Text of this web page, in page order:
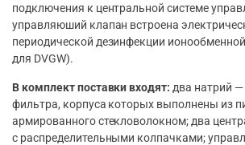
подключения к центральной системе
управляюший клапан встроена
периодической дезинфекции
для DVGW).
В комплект поставки входят: два натрий
фильтра, корпуса которых выполнены из
армированного стекловолокном; два
с распределительными колпачками;